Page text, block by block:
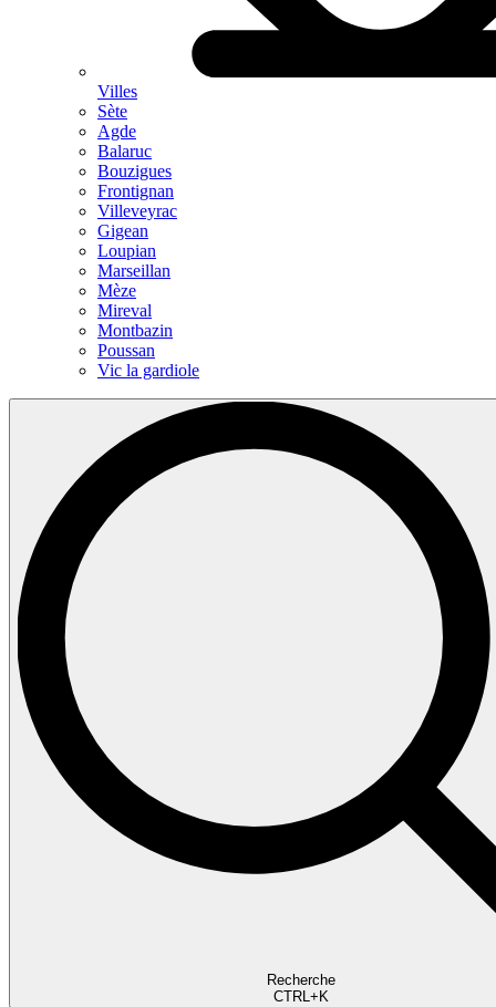
Villes
Sète
Agde
Balaruc
Bouzigues
Frontignan
Villeveyrac
Gigean
Loupian
Marseillan
Mèze
Mireval
Montbazin
Poussan
Vic la gardiole
Recherche
CTRL+K